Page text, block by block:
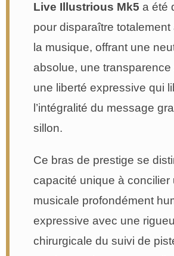
Live Illustrious Mk5 a été
pour disparaître totalement
la musique, offrant une
absolue, une
une liberté expressive qui
l’intégralité du message
sillon.
Ce bras de prestige se
capacité unique à concilier
musicale profondément
expressive avec une
chirurgicale du suivi de